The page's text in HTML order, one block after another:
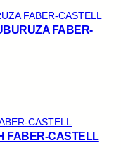
FABER-
FABER-CASTELL